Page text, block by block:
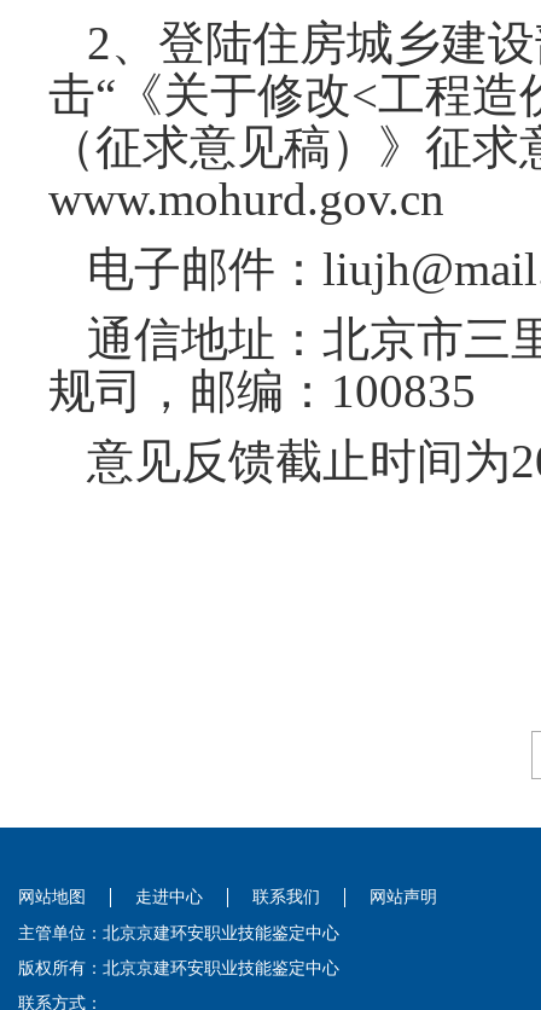
2、登陆住房城乡建
击“《关于修改<工程
（征求意见稿）》征
www.mohurd.gov.cn
电子邮件：
通信地址：北京市三
规司，邮编：100835
意见反馈截止时间为
网站地图 走进中心 联系我们
网站声明
主管单位：北京京建环安职业技能鉴定中心
版权所有：北京京建环安职业技能鉴定中心
联系方式：